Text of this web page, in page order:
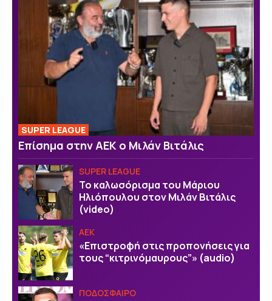
SUPER LEAGUE
Επίσημα στην ΑΕΚ ο Μιλάν Βιτάλις
SUPER LEAGUE
Το καλωσόρισμα του Μάριου
Ηλιόπουλου στον Μιλάν Βιτάλις
(video)
ΑΕΚ
«Επιστροφή στις προπονήσεις για
τους “κιτρινόμαυρους”» (audio)
ΠΟΔΟΣΦΑΙΡΟ